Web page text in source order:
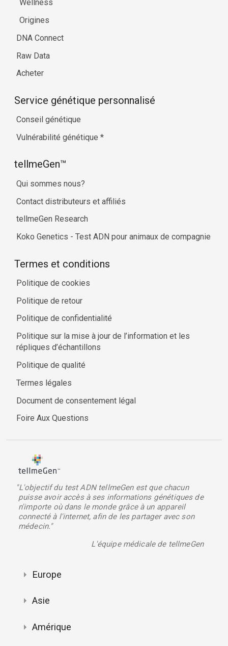
Wellness
Origines
DNA Connect
Raw Data
Acheter
Service génétique personnalisé
Conseil génétique
Vulnérabilité génétique *
tellmeGen™
Qui sommes nous?
Contact distributeurs et affiliés
tellmeGen Research
Koko Genetics - Test ADN pour animaux de compagnie
Termes et conditions
Politique de cookies
Politique de retour
Politique de confidentialité
Politique sur la mise à jour de l’information et les
répliques d’échantillons
Politique de qualité
Termes légales
Document de consentement légal
Foire Aux Questions
"L'objectif du test ADN tellmeGen est que chacun
puisse avoir accès à ses informations génétiques de
n'importe où dans le monde grâce à un appareil
connecté à l'internet, afin de les partager avec son
médecin."
L'équipe médicale de tellmeGen
Europe
Asie
Amérique